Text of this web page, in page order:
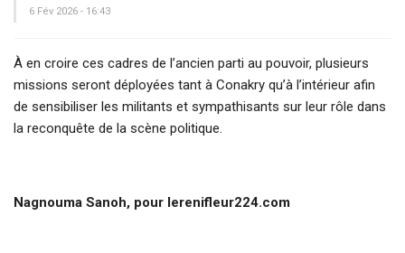
6 Fév 2026 - 16:43
À en croire ces cadres de l’ancien parti au pouvoir, plusieurs
missions seront déployées tant à Conakry qu’à l’intérieur afin
de sensibiliser les militants et sympathisants sur leur rôle dans
la reconquête de la scène politique.
Nagnouma Sanoh, pour lerenifleur224.com